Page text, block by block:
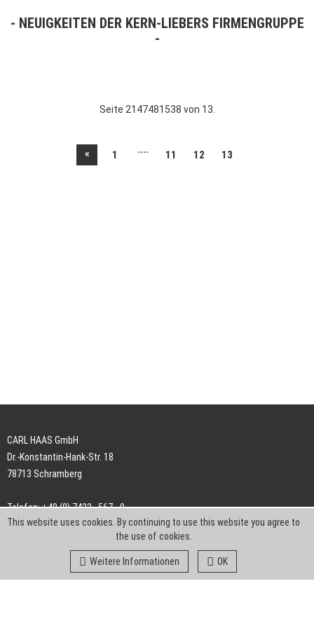
NEUIGKEITEN DER KERN-LIEBERS FIRMENGRUPPE
Seite 2147481538 von 13.
« 1 .... 11 12 13
CARL HAAS GmbH
Dr.-Konstantin-Hank-Str. 18
78713 Schramberg
Telefon: +49 (0) 7422 . 567 - 0
Telefax: +49 (0) 7422 . 567 - 239
info-ch@kern-liebers.com
This website uses cookies. By continuing to use this website you agree to
the use of cookies.
Weitere Informationen OK